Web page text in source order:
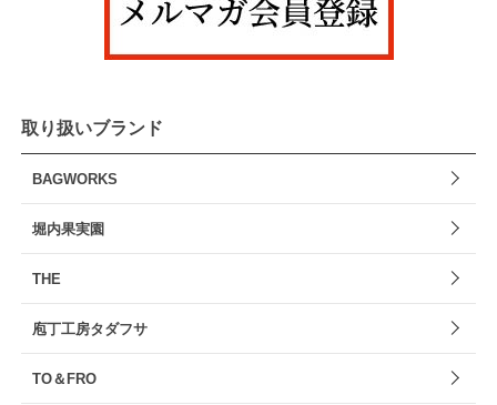
取り扱いブランド
BAGWORKS
堀内果実園
THE
庖丁工房タダフサ
TO＆FRO